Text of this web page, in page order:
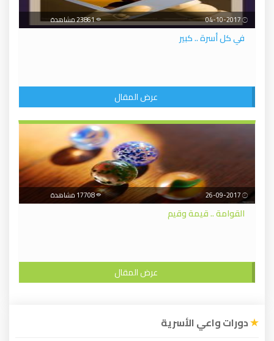
23861 مشاهدة
في كل أسرة .. كبير
عرض المقال
17708 مشاهدة
القوامة .. قيمة وقيم
عرض المقال
دورات واعي الأسرية